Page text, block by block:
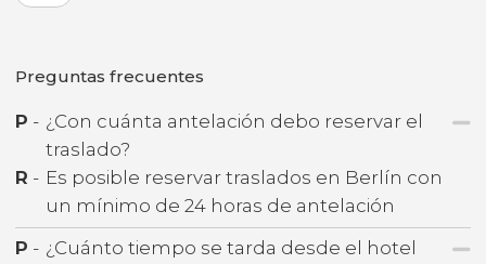
Preguntas frecuentes
P - ¿Con cuánta antelación debo reservar el
traslado?
R - Es posible reservar traslados en Berlín con
un mínimo de 24 horas de antelación
P - ¿Cuánto tiempo se tarda desde el hotel